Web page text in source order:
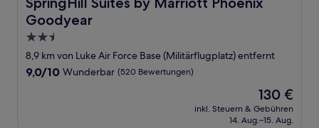
Goodyear
2.5-
Sterne-
Unterkunft
8,9 km von Luke Air Force Base (Militärflugplatz) entfernt
9.0
9,0/10 Wunderbar (520 Bewertungen)
Der
Preis
beträgt
130 €
inkl. Steuern & Gebühren
14. Aug.–15. Aug.